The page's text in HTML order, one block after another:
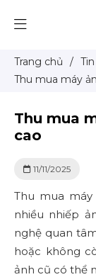
Trang chủ /
Thu mua máy
Thu mua
cao
11/11/2025
Thu mua máy
nhiều nhiếp
nghệ quan
hoặc không
ảnh cũ có thể